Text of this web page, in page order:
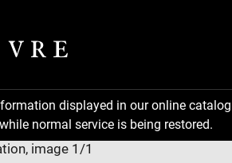
displayed in our online
normal service is being restored.